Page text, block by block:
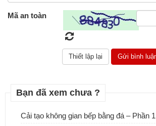
Mã an toàn
Bạn đã xem chưa ?
Cải tạo không gian bếp bằng đá – Phần 1